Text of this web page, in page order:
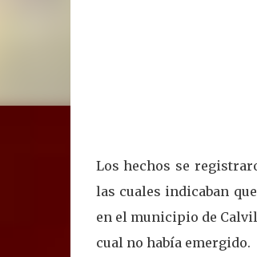
Los hechos se
las cuales indicaban
en el municipio de
cual no había emergido.